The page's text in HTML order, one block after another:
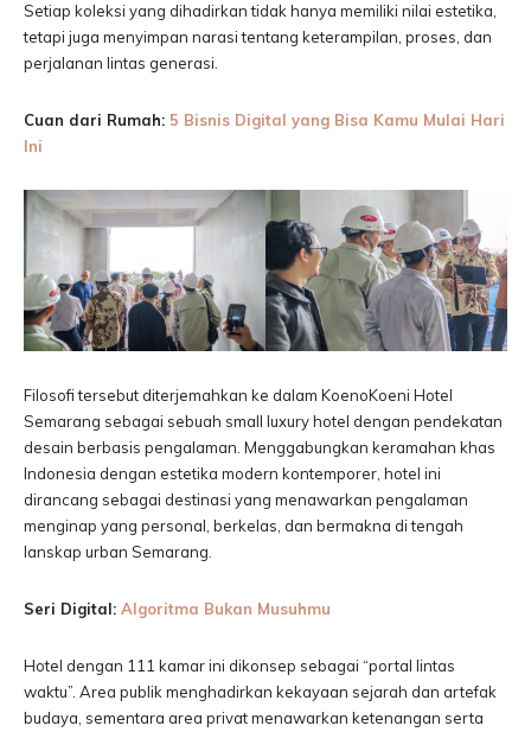
Setiap koleksi yang dihadirkan tidak hanya memiliki nilai estetika,
tetapi juga menyimpan narasi tentang keterampilan, proses, dan
perjalanan lintas generasi.
Cuan dari Rumah: 5 Bisnis Digital yang Bisa Kamu Mulai Hari
Ini
Filosofi tersebut diterjemahkan ke dalam KoenoKoeni Hotel
Semarang sebagai sebuah small luxury hotel dengan pendekatan
desain berbasis pengalaman. Menggabungkan keramahan khas
Indonesia dengan estetika modern kontemporer, hotel ini
dirancang sebagai destinasi yang menawarkan pengalaman
menginap yang personal, berkelas, dan bermakna di tengah
lanskap urban Semarang.
Seri Digital: Algoritma Bukan Musuhmu
Hotel dengan 111 kamar ini dikonsep sebagai “portal lintas
waktu”. Area publik menghadirkan kekayaan sejarah dan artefak
budaya, sementara area privat menawarkan ketenangan serta